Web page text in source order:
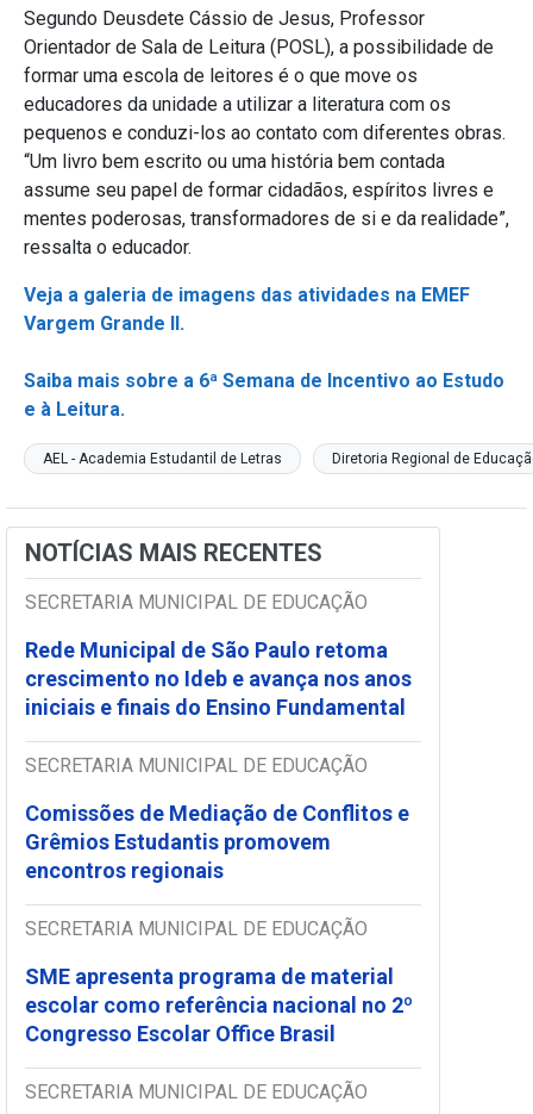
Segundo Deusdete Cássio de Jesus, Professor
Orientador de Sala de Leitura (POSL), a possibilidade de
formar uma escola de leitores é o que move os
educadores da unidade a utilizar a literatura com os
pequenos e conduzi-los ao contato com diferentes obras.
“Um livro bem escrito ou uma história bem contada
assume seu papel de formar cidadãos, espíritos livres e
mentes poderosas, transformadores de si e da realidade”,
ressalta o educador.
Veja a galeria de imagens das atividades na EMEF
Vargem Grande II.
Saiba mais sobre a 6ª Semana de Incentivo ao Estudo
e à Leitura.
AEL - Academia Estudantil de Letras Diretoria Regional de
NOTÍCIAS MAIS RECENTES
SECRETARIA MUNICIPAL DE EDUCAÇÃO
Rede Municipal de São Paulo retoma
crescimento no Ideb e avança nos anos
iniciais e finais do Ensino Fundamental
SECRETARIA MUNICIPAL DE EDUCAÇÃO
Comissões de Mediação de Conflitos e
Grêmios Estudantis promovem
encontros regionais
SECRETARIA MUNICIPAL DE EDUCAÇÃO
SME apresenta programa de material
escolar como referência nacional no 2º
Congresso Escolar Office Brasil
SECRETARIA MUNICIPAL DE EDUCAÇÃO